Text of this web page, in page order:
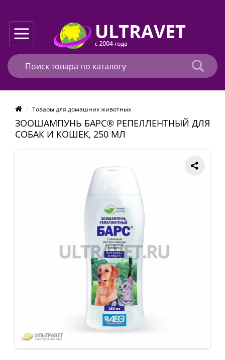
Товары для домашних животных
ЗООШАМПУНЬ БАРС® РЕПЕЛЛЕНТНЫЙ ДЛЯ
СОБАК И КОШЕК, 250 МЛ